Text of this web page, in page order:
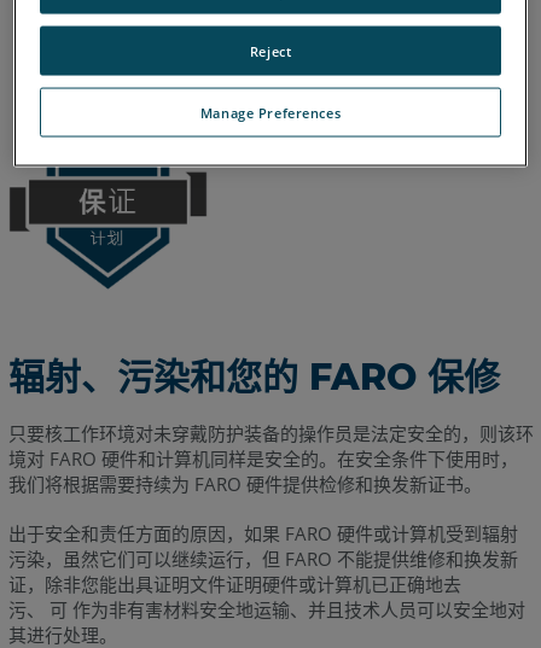
德语 意大利语 日语 法语 简体中文 英语 葡萄牙语
辐射、污染和您的 FARO 保修
只要核工作环境对未穿戴防护装备的操作员是法定安全的，则该环
境对 FARO 硬件和计算机同样是安全的。在安全条件下使用时，
我们将根据需要持续为 FARO 硬件提供检修和换发新证书。
出于安全和责任方面的原因，如果 FARO 硬件或计算机受到辐射
污染，虽然它们可以继续运行，但 FARO 不能提供维修和换发新
证，除非您能出具证明文件证明硬件或计算机已正确地去
污、 可 作为非有害材料安全地运输、并且技术人员可以安全地对
其进行处理。
Manage Preferences
Reject